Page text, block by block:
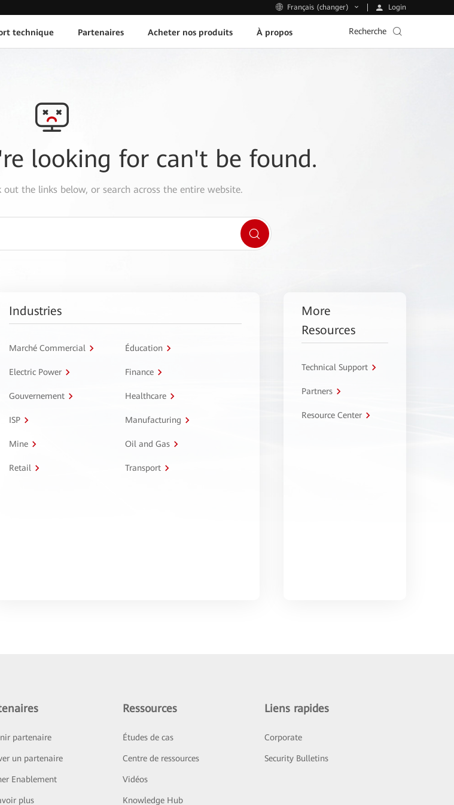
Français (changer) Login
technique Partenaires Acheter nos produits À propos Recherche
looking for can't be found.
out the links below, or search across the entire website.
Industries
Marché Commercial Éducation
Electric Power Finance
Gouvernement Healthcare
ISP Manufacturing
Mine Oil and Gas
Retail Transport
More
Resources
Technical Support
Partners
Resource Center
partenaire
un partenaire
Enablement
plus
Ressources
Études de cas
Centre de ressources
Vidéos
Knowledge Hub
Liens rapides
Corporate
Security Bulletins